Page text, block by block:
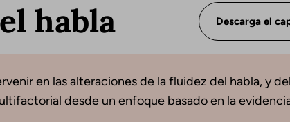
habla Descarga el
en las alteraciones de la fluidez del habla, y
desde un enfoque basado en la